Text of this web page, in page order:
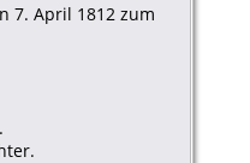
7. April 1812 zum